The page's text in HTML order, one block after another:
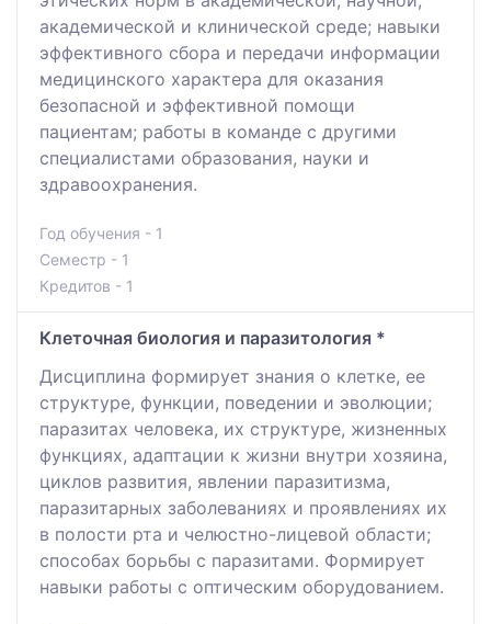
академической и клинической среде; навыки
эффективного сбора и передачи информации
медицинского характера для оказания
безопасной и эффективной помощи
пациентам; работы в команде с другими
специалистами образования, науки и
здравоохранения.
Год обучения - 1
Семестр - 1
Кредитов - 1
Клеточная биология и паразитология *
Дисциплина формирует знания о клетке, ее
структуре, функции, поведении и эволюции;
паразитах человека, их структуре, жизненных
функциях, адаптации к жизни внутри хозяина,
циклов развития, явлении паразитизма,
паразитарных заболеваниях и проявлениях их
в полости рта и челюстно-лицевой области;
способах борьбы с паразитами. Формирует
навыки работы с оптическим оборудованием.